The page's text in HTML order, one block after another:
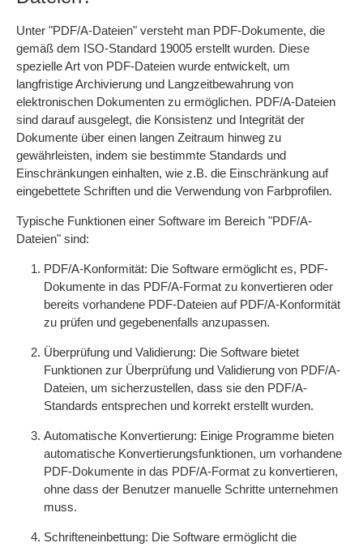
Unter "PDF/A-Dateien" versteht man PDF-Dokumente, die
gemäß dem ISO-Standard 19005 erstellt wurden. Diese
spezielle Art von PDF-Dateien wurde entwickelt, um
langfristige Archivierung und Langzeitbewahrung von
elektronischen Dokumenten zu ermöglichen. PDF/A-Dateien
sind darauf ausgelegt, die Konsistenz und Integrität der
Dokumente über einen langen Zeitraum hinweg zu
gewährleisten, indem sie bestimmte Standards und
Einschränkungen einhalten, wie z.B. die Einschränkung auf
eingebettete Schriften und die Verwendung von Farbprofilen.
Typische Funktionen einer Software im Bereich "PDF/A-
Dateien" sind:
PDF/A-Konformität: Die Software ermöglicht es, PDF-
Dokumente in das PDF/A-Format zu konvertieren oder
bereits vorhandene PDF-Dateien auf PDF/A-Konformität
zu prüfen und gegebenenfalls anzupassen.
Überprüfung und Validierung: Die Software bietet
Funktionen zur Überprüfung und Validierung von PDF/A-
Dateien, um sicherzustellen, dass sie den PDF/A-
Standards entsprechen und korrekt erstellt wurden.
Automatische Konvertierung: Einige Programme bieten
automatische Konvertierungsfunktionen, um vorhandene
PDF-Dokumente in das PDF/A-Format zu konvertieren,
ohne dass der Benutzer manuelle Schritte unternehmen
muss.
Schrifteneinbettung: Die Software ermöglicht die